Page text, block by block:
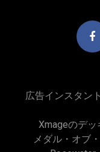
広告インスタン
Xmageのデ
メダル・オブ